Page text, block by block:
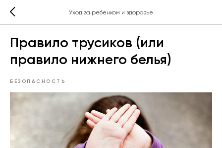
Уход за ребенком и здоровье
Правило трусиков (или
правило нижнего белья)
БЕЗОПАСНОСТЬ